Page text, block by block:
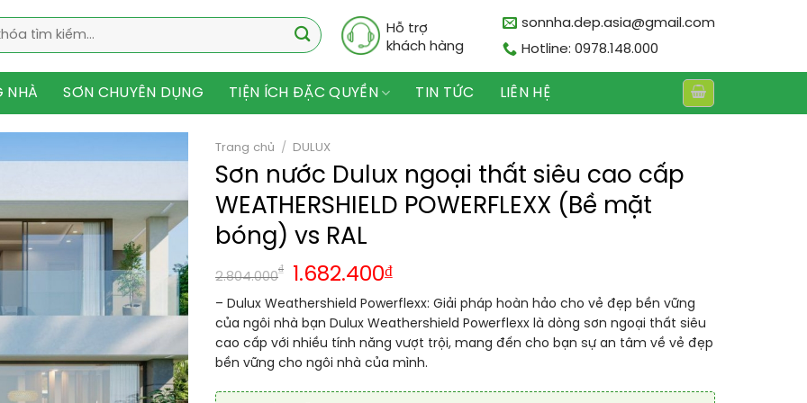
Hỗ trợ
khách hàng
sonnha.dep.asia@gmail.com
Hotline: 0978.148.000
NHÀ SƠN CHUYÊN DỤNG TIỆN ÍCH ĐẶC QUYỀN TIN TỨC LIÊN HỆ
Trang chủ / DULUX
Sơn nước Dulux ngoại thất siêu cao cấp
WEATHERSHIELD POWERFLEXX (Bề mặt
bóng) vs RAL
2.804.000
₫ 1.682.400₫
– Dulux Weathershield Powerflexx: Giải pháp hoàn hảo cho vẻ đẹp bền vững
của ngôi nhà bạn Dulux Weathershield Powerflexx là dòng sơn ngoại thất siêu
cao cấp với nhiều tính năng vượt trội, mang đến cho bạn sự an tâm về vẻ đẹp
bền vững cho ngôi nhà của mình.